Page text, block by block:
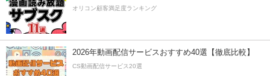
オリコン顧客満足度ランキング
2026年動画配信サービスおすすめ40選【徹底比較】
CS動画配信サービス20選